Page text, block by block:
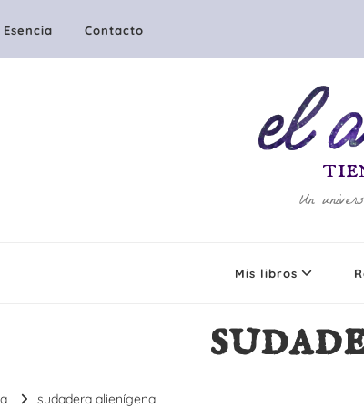
Esencia Contacto
Un
Mis libros
sudadera alienígena